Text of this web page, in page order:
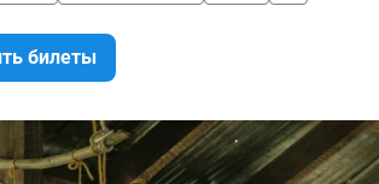
билеты